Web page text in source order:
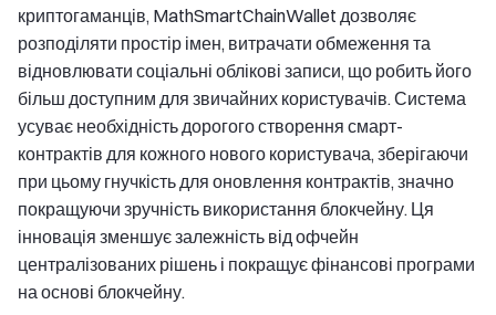
криптогаманців, MathSmartChainWallet дозволяє
розподіляти простір імен, витрачати обмеження та
відновлювати соціальні облікові записи, що робить його
більш доступним для звичайних користувачів. Система
усуває необхідність дорогого створення смарт-
контрактів для кожного нового користувача, зберігаючи
при цьому гнучкість для оновлення контрактів, значно
покращуючи зручність використання блокчейну. Ця
інновація зменшує залежність від офчейн
централізованих рішень і покращує фінансові програми
на основі блокчейну.